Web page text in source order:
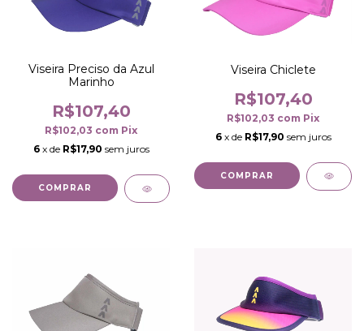
Viseira Preciso da Azul
Marinho
R$107,40
R$102,03 com Pix
6 x de R$17,90 sem juros
COMPRAR
Viseira Chiclete
R$107,40
R$102,03 com Pix
6 x de R$17,90 sem juros
COMPRAR